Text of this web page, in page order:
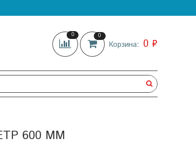
0 0
Корзина: 0 ₽
600 ММ